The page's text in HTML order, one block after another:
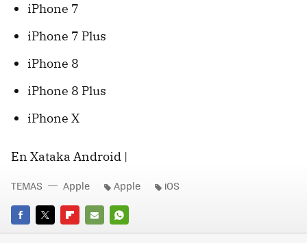
iPhone 7
iPhone 7 Plus
iPhone 8
iPhone 8 Plus
iPhone X
En Xataka Android |
FACEBOOK
TWITTERFLIPBOARD
E-
WHATSAPP
TEMAS Apple Apple iOS